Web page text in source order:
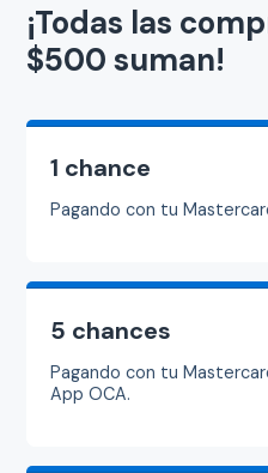
¡Todas las
$500 suman!
1 chance
Pagando con tu
5 chances
Pagando con tu
App OCA.